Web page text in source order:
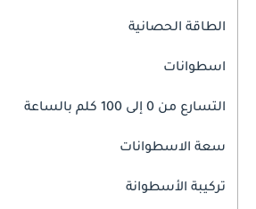
الطاقة الحصانية
اسطوانات
التسارع من 0 إلى 100 كلم بالساعة
سعة الاسطوانات
تركيبة الأسطوانة